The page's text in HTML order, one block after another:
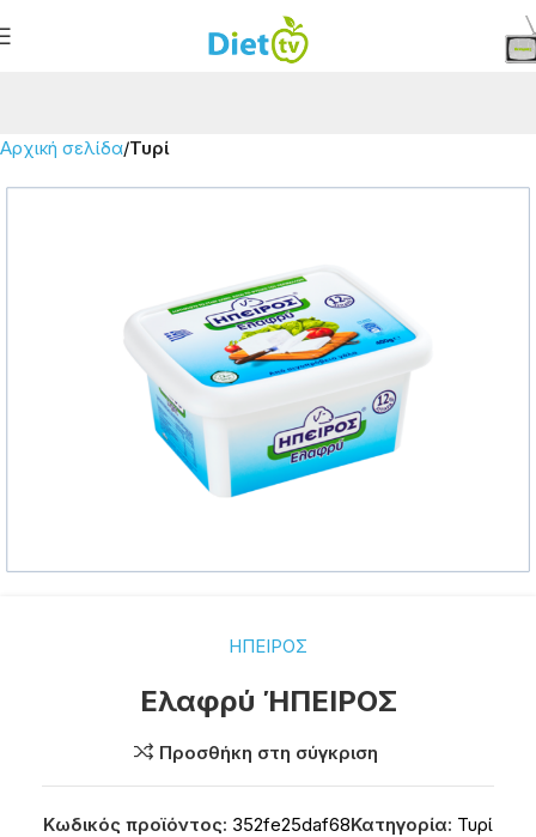
Αρχική σελίδα Τυρί
ΗΠΕΙΡΟΣ
Ελαφρύ ΉΠΕΙΡΟΣ
Προσθήκη στη σύγκριση
Κωδικός προϊόντος: 352fe25daf68Κατηγορία: Τυρί